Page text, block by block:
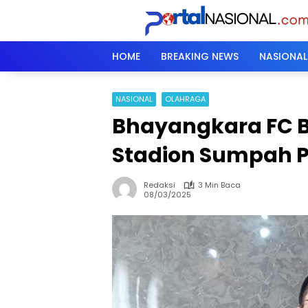
HOME BREAKING NEWS NASIONAL
NASIONAL OLAHRAGA
Bhayangkara FC
Stadion Sumpah
Redaksi
3 Min Baca
08/03/2025